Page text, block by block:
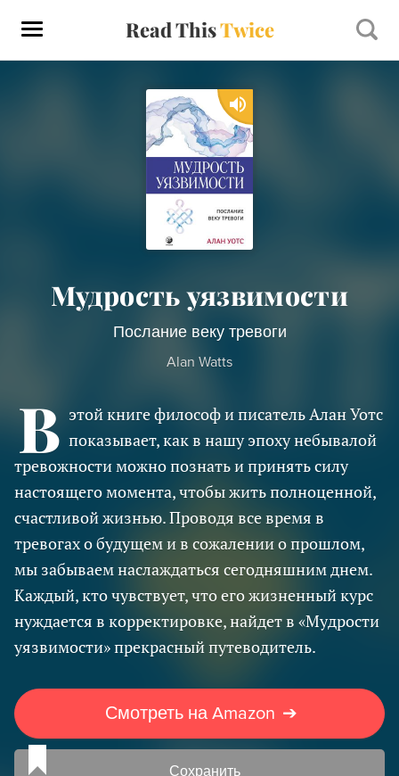
Read ThisTwice
Мудрость уязвимости
Послание веку тревоги
Alan Watts
В этой книге философ и писатель Алан Уотс
показывает, как в нашу эпоху небывалой
тревожности можно познать и принять силу
настоящего момента, чтобы жить полноценной,
счастливой жизнью. Проводя все время в
тревогах о будущем и в сожалении о прошлом,
мы забываем наслаждаться сегодняшним днем.
Каждый, кто чувствует, что его жизненный курс
нуждается в корректировке, найдет в «Мудрости
уязвимости» прекрасный путеводитель.
Смотреть на Amazon ➔
Сохранить